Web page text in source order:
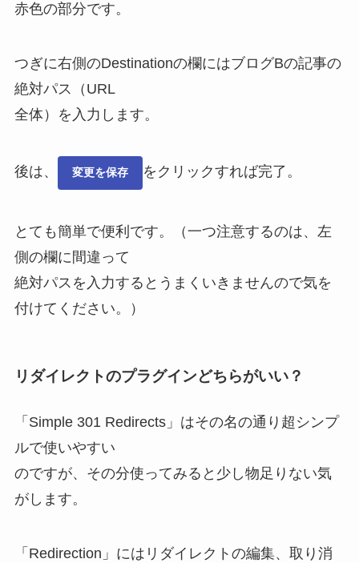
赤色の部分です。
つぎに右側のDestinationの欄にはブログBの記事の
絶対パス（URL
全体）を入力します。
後は、 変更を保存 をクリックすれば完了。
とても簡単で便利です。（一つ注意するのは、左
側の欄に間違って
絶対パスを入力するとうまくいきませんので気を
付けてください。）
リダイレクトのプラグインどちらがいい？
「Simple 301 Redirects」はその名の通り超シンプ
ルで使いやすい
のですが、その分使ってみると少し物足りない気
がします。
「Redirection」にはリダイレクトの編集、取り消